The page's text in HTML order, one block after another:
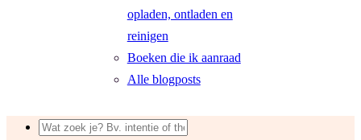
opladen, ontladen en
reinigen
Boeken die ik aanraad
Alle blogposts